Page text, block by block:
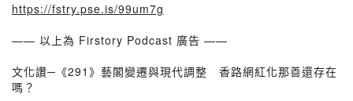
https://fstry.pse.is/99um7g
—— 以上為 Firstory Podcast 廣告 ——
文化讚─《291》藝閣變遷與現代調整 香路網紅化那善還存在
嗎？